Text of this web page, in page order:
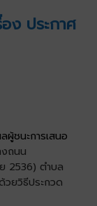
ง ประกาศ
ผู้ชนะการเสนอ
งถนน
2536) ตำบล
วยวิธีประกวด